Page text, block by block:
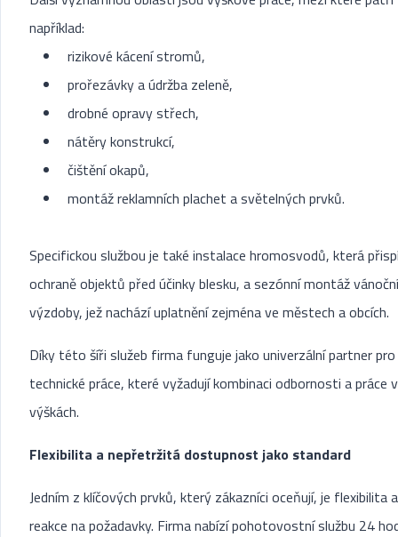
například:
rizikové kácení stromů,
prořezávky a údržba zeleně,
drobné opravy střech,
nátěry konstrukcí,
čištění okapů,
montáž reklamních plachet a světelných prvků.
Specifickou službou je také instalace hromosvodů, která
ochraně objektů před účinky blesku, a sezónní montáž vánoční
výzdoby, jež nachází uplatnění zejména ve městech a obcích.
Díky této šíři služeb firma funguje jako univerzální partner pro
technické práce, které vyžadují kombinaci odbornosti a práce
výškách.
Flexibilita a nepřetržitá dostupnost jako standard
Jedním z klíčových prvků, který zákazníci oceňují, je flexibilita
reakce na požadavky. Firma nabízí pohotovostní službu 24